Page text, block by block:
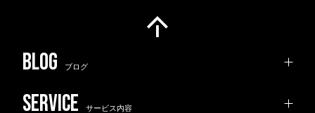
ブログ
サービス内容